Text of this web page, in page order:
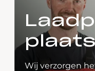
Wij verzorgen